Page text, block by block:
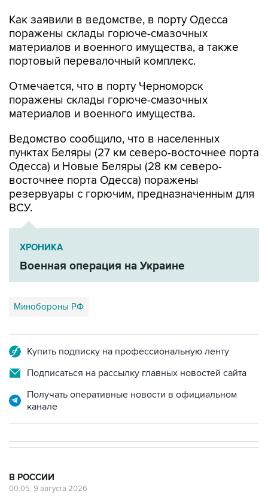
Как заявили в ведомстве, в порту Одесса
поражены склады горюче-смазочных
материалов и военного имущества, а также
портовый перевалочный комплекс.
Отмечается, что в порту Черноморск
поражены склады горюче-смазочных
материалов и военного имущества.
Ведомство сообщило, что в населенных
пунктах Беляры (27 км северо-восточнее порта
Одесса) и Новые Беляры (28 км северо-
восточнее порта Одесса) поражены
резервуары с горючим, предназначенным для
ВСУ.
ХРОНИКА
Военная операция на Украине
Минобороны РФ
Купить подписку на профессиональную ленту
Подписаться на рассылку главных новостей сайта
Получать оперативные новости в официальном
канале
В РОССИИ
00:05, 9 августа 2026